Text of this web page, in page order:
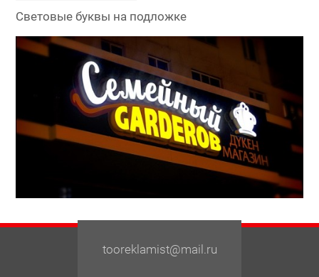
Световые буквы на подложке
tooreklamist@mail.ru